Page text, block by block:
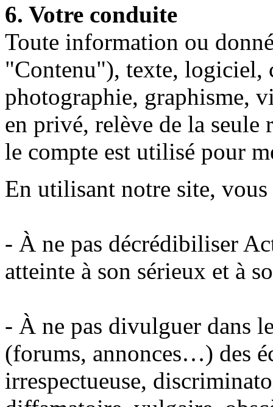
6. Votre conduite
Toute information ou
"Contenu"), texte, logiciel,
photographie, graphisme,
en privé, relève de la seule
le compte est utilisé pour
En utilisant notre site, vous
- À ne pas décrédibiliser
atteinte à son sérieux et à
- À ne pas divulguer dans
(forums, annonces…) des
irrespectueuse,